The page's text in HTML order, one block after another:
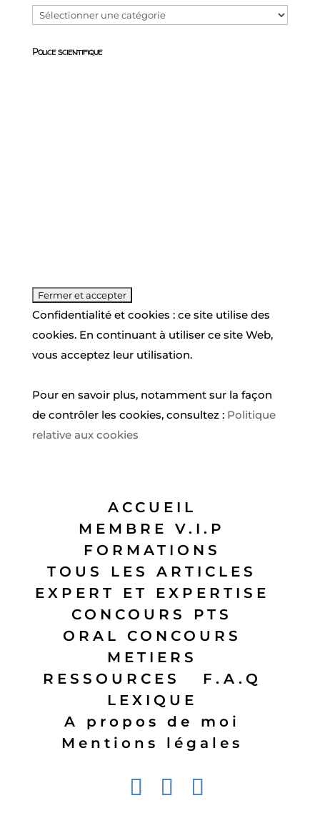
Catégories
Police scientifique
Confidentialité et cookies : ce site utilise des
cookies. En continuant à utiliser ce site Web,
vous acceptez leur utilisation.
Pour en savoir plus, notamment sur la façon
de contrôler les cookies, consultez : Politique
relative aux cookies
ACCUEIL
MEMBRE V.I.P
FORMATIONS
TOUS LES ARTICLES
EXPERT ET EXPERTISE
CONCOURS PTS
ORAL CONCOURS
METIERS
RESSOURCES
F.A.Q
LEXIQUE
A propos de moi
Mentions légales